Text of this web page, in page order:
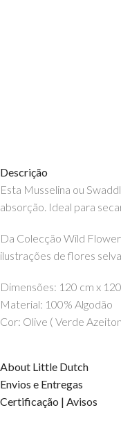
Descrição
Esta Musselina ou
absorção. Ideal para
Da Colecção Wild
ilustrações de flores
Dimensões: 120 cm x
Material: 100% Algodão
Cor: Olive ( Verde
About Little Dutch
Envios e Entregas
Certificação | Avisos